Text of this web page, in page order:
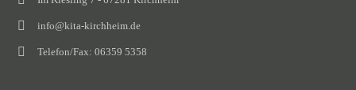
info@kita-kirchheim.de
Telefon/Fax: 06359 5358